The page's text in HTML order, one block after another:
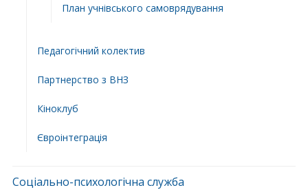
План учнiвського самоврядування
Педагогічний колектив
Партнерство з ВНЗ
Кіноклуб
Євроінтеграція
Соціально-психологічна служба